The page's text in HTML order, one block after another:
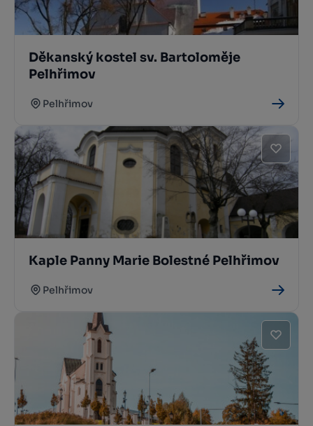
Děkanský kostel sv. Bartoloměje
Pelhřimov
Pelhřimov
Kaple Panny Marie Bolestné Pelhřimov
Pelhřimov